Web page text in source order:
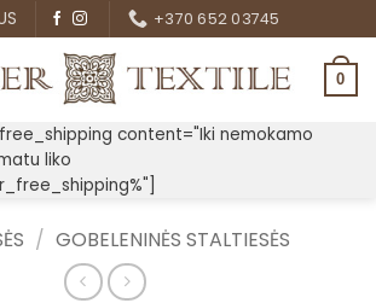
+370 652 03745
0
content="Iki nemokamo
liko
/ GOBELENINĖS STALTIESĖS